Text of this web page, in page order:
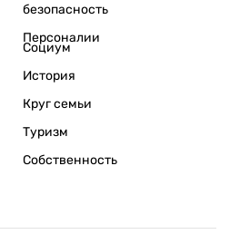
безопасность
Персоналии
Социум
История
Круг семьи
Туризм
Собственность